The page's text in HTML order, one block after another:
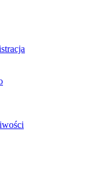
i logowanie do serwisu